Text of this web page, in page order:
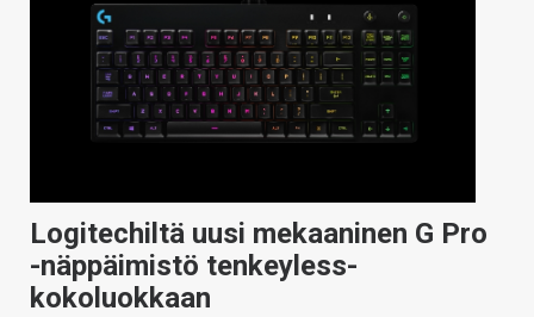
Logitechiltä uusi mekaaninen G Pro
-näppäimistö tenkeyless-
kokoluokkaan